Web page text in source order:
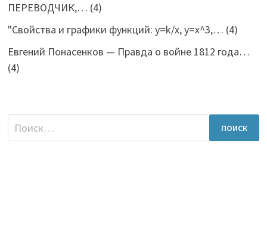
ПЕРЕВОДЧИК,… (4)
"Свойства и графики функций: y=k/x, y=x^3,… (4)
Евгений Понасенков — Правда о войне 1812 года…
(4)
Найти: